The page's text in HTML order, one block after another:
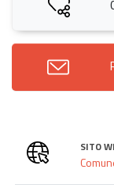
SITO